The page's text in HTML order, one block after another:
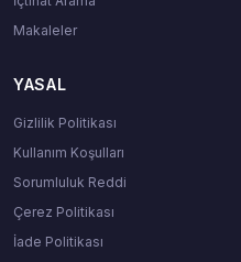
Makaleler
YASAL
Gizlilik Politikası
Kullanım Koşulları
Sorumluluk Reddi
Çerez Politikası
İade Politikası